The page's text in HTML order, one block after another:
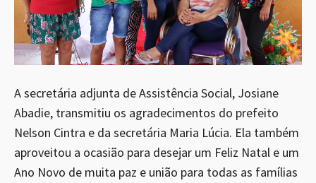
A secretária adjunta de Assistência Social, Josiane
Abadie, transmitiu os agradecimentos do prefeito
Nelson Cintra e da secretária Maria Lúcia. Ela também
aproveitou a ocasião para desejar um Feliz Natal e um
Ano Novo de muita paz e união para todas as famílias